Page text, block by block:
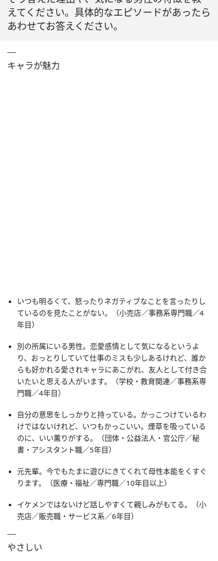
えてください。具体的なエピソードがあったら
あわせてお答えください。
キャラが魅力
いつも明るくて、怒ったりネガティブなことを言ったりし
ているのを見たことがない。（小売店／事務系専門職／4
年目）
別の所属にいる男性。恋愛感情として気になるというよ
り、おっとりしていて仕事のミスも少しあるけれど、誰か
らも好かれる愛されキャラにあこがれ、友人として付き合
いたいと思える人がいます。（学校・教育関連／事務系専
門職／4年目）
自分の意思をしっかりと持っている。かっこつけているわ
けではないけれど、いつもかっこいい。煙草を吸っている
のに、いい薫りがする。（団体・公益法人・官公庁／秘
書・アシスタント職／5年目）
元先輩。今でもたまに遊びにきてくれて母性本能をくすぐ
ります。（医療・福祉／専門職／10年目以上）
イケメンではないけど話しやすくて親しみがもてる。（小
売店／販売職・サービス系／6年目）
やさしい